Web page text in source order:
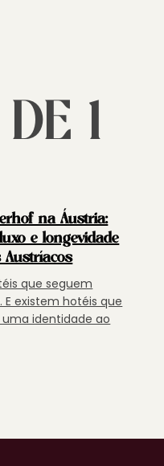
1
na Áustria:
e longevidade
Austríacos
que seguem
E existem hotéis que
identidade ao